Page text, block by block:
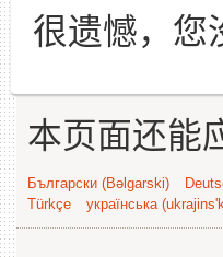
很遗憾，您
本页面还能
Български (Bəlgarski)
Türkçe
українська